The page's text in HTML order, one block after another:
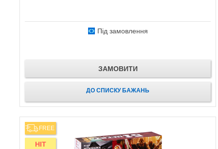
Під замовлення
ЗАМОВИТИ
ДО СПИСКУ БАЖАНЬ
FREE
HIT